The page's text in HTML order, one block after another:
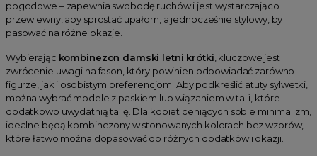
pogodowe – zapewnia swobodę ruchów i jest wystarczająco
przewiewny, aby sprostać upałom, a jednocześnie stylowy, by
pasować na różne okazje.
Wybierając kombinezon damski letni krótki, kluczowe jest
zwrócenie uwagi na fason, który powinien odpowiadać zarówno
figurze, jak i osobistym preferencjom. Aby podkreślić atuty sylwetki,
można wybrać modele z paskiem lub wiązaniem w talii, które
dodatkowo uwydatnią talię. Dla kobiet ceniących sobie minimalizm,
idealne będą kombinezony w stonowanych kolorach bez wzorów,
które łatwo można dopasować do różnych dodatków i okazji.